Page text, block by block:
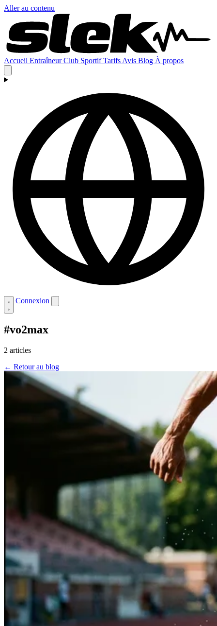
Aller au contenu
Accueil EntraîneurClub SportifTarifs Avis Blog À propos
Connexion
#vo2max
2 articles
← Retour au blog